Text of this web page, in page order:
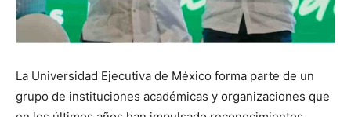
La Universidad Ejecutiva de México forma parte de un
grupo de instituciones académicas y organizaciones que